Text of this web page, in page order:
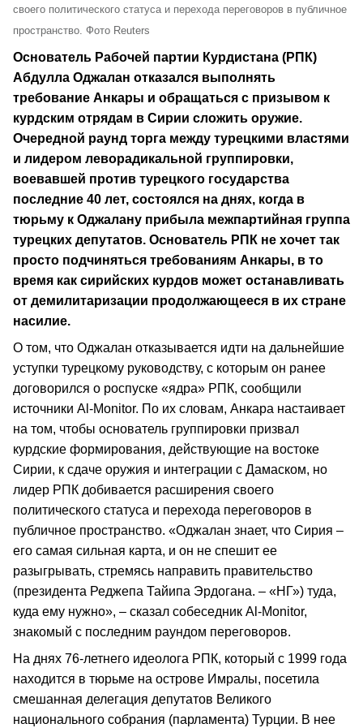
своего политического статуса и перехода переговоров в публичное
пространство. Фото Reuters
Основатель Рабочей партии Курдистана (РПК)
Абдулла Оджалан отказался выполнять
требование Анкары и обращаться с призывом к
курдским отрядам в Сирии сложить оружие.
Очередной раунд торга между турецкими властями
и лидером леворадикальной группировки,
воевавшей против турецкого государства
последние 40 лет, состоялся на днях, когда в
тюрьму к Оджалану прибыла межпартийная группа
турецких депутатов. Основатель РПК не хочет так
просто подчиняться требованиям Анкары, в то
время как сирийских курдов может останавливать
от демилитаризации продолжающееся в их стране
насилие.
О том, что Оджалан отказывается идти на дальнейшие
уступки турецкому руководству, с которым он ранее
договорился о роспуске «ядра» РПК, сообщили
источники Al-Monitor. По их словам, Анкара настаивает
на том, чтобы основатель группировки призвал
курдские формирования, действующие на востоке
Сирии, к сдаче оружия и интеграции с Дамаском, но
лидер РПК добивается расширения своего
политического статуса и перехода переговоров в
публичное пространство. «Оджалан знает, что Сирия –
его самая сильная карта, и он не спешит ее
разыгрывать, стремясь направить правительство
(президента Реджепа Тайипа Эрдогана. – «НГ») туда,
куда ему нужно», – сказал собеседник Al-Monitor,
знакомый с последним раундом переговоров.
На днях 76-летнего идеолога РПК, который с 1999 года
находится в тюрьме на острове Имралы, посетила
смешанная делегация депутатов Великого
национального собрания (парламента) Турции. В нее